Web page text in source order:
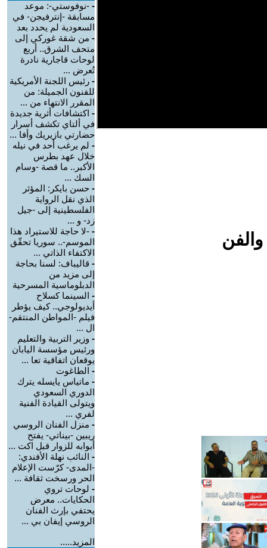
- -نوفوستي-: موعد
مسابقة -إنترفيجن- في
السعودية لم يحدد بعد
- من شقة غوركي إلى
متحف الشرق.. أربع
لوحات قاجارية نادرة
تُعرض ...
- رئيس اللجنة الأمريكية
للفنون الجميلة: من
المقرر الانتهاء من ...
- اكتشافات أثرية جديدة
في ألتاي تكشف أسرار
حضارتي بازيريك وأفا ...
- لم يرغب أحد في نيله
خلال عهد بطرس
الأكبر.. ما قصة -وسام
السك ...
- حسن بايكر: المؤثر
الذي نقل الرواية
الفلسطينية إلى -جيل
زد- و ...
- -لا حاجة للاستيراد هذا
الموسم-.. سوريا تحقّق
الاكتفاء الذاتي ...
- قاليباف: لسنا بحاجة
إلى مزيد من
الدبلوماسية المسرحية
- السينما كسلاح
أيديولوجي.. كيف يؤطر
فيلم -المواطن المنتقم-
ال ...
- وزير التربية والتعليم
ورئيس مؤسسة اليابان
يوقعان اتفاقية تعا ...
- الطاغوت
- ماتياس يايسله يترك
الدوري السعودي
ويتولى القيادة الفنية
لفري ...
- منزل الفنان الروسي
ريبين -بيناتي- يفتح
أبوابه للزوار قبل اكت ...
- النائب نهلة الأفندي:
-المدى- كرّست الإعلام
الحر ورسخت ثقافة ...
- لوحات تروي
الحكايات.. معرض
يحتفي بإرث الفنان
الروسي إيفان بي ...
المزيد.....